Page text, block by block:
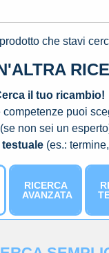
che stavi
il tuo ricambio!
competenze puoi
(se non sei un
testuale (es.:
RICERCA
AVANZATA